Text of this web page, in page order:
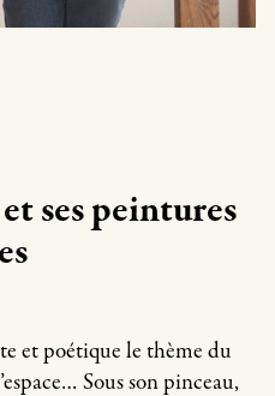
ses peintures
et poétique le thème du
Sous son pinceau,